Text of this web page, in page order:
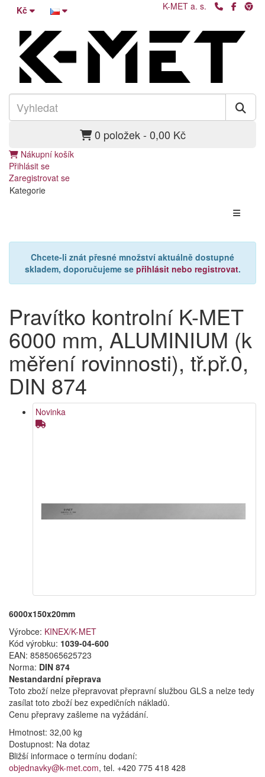
Kč K-MET a. s.
0 položek - 0,00 Kč
Nákupní košík
Přihlásit se
Zaregistrovat se
Kategorie
Chcete-li znát přesné množství aktuálně dostupné
skladem, doporučujeme se přihlásit nebo registrovat.
Pravítko kontrolní K-MET
6000 mm, ALUMINIUM (k
měření rovinnosti), tř.př.0,
DIN 874
Novinka
6000x150x20mm
Výrobce: KINEX/K-MET
Kód výrobku: 1039-04-600
EAN: 8585065625723
Norma: DIN 874
Nestandardní přeprava
Toto zboží nelze přepravovat přepravní službou GLS a nelze tedy
zasílat toto zboží bez expedičních nákladů.
Cenu přepravy zašleme na vyžádání.
Hmotnost: 32,00 kg
Dostupnost: Na dotaz
Bližší informace o termínu dodaní:
objednavky@k-met.com, tel. +420 775 418 428